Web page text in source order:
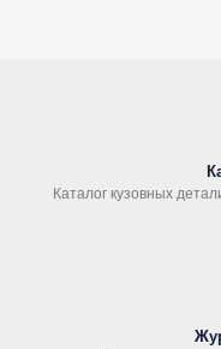
Каталог кузовных